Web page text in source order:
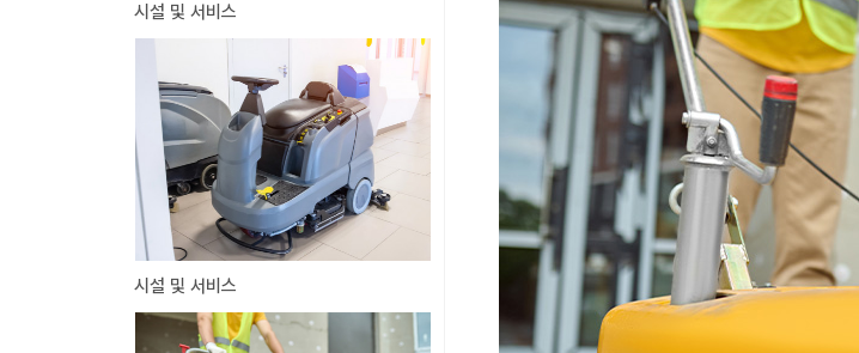
시설 및 서비스
시설 및 서비스